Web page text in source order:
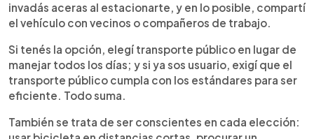
invadás aceras al estacionarte, y en lo posible, compartí
el vehículo con vecinos o compañeros de trabajo.
Si tenés la opción, elegí transporte público en lugar de
manejar todos los días; y si ya sos usuario, exigí que el
transporte público cumpla con los estándares para ser
eficiente. Todo suma.
También se trata de ser conscientes en cada elección: